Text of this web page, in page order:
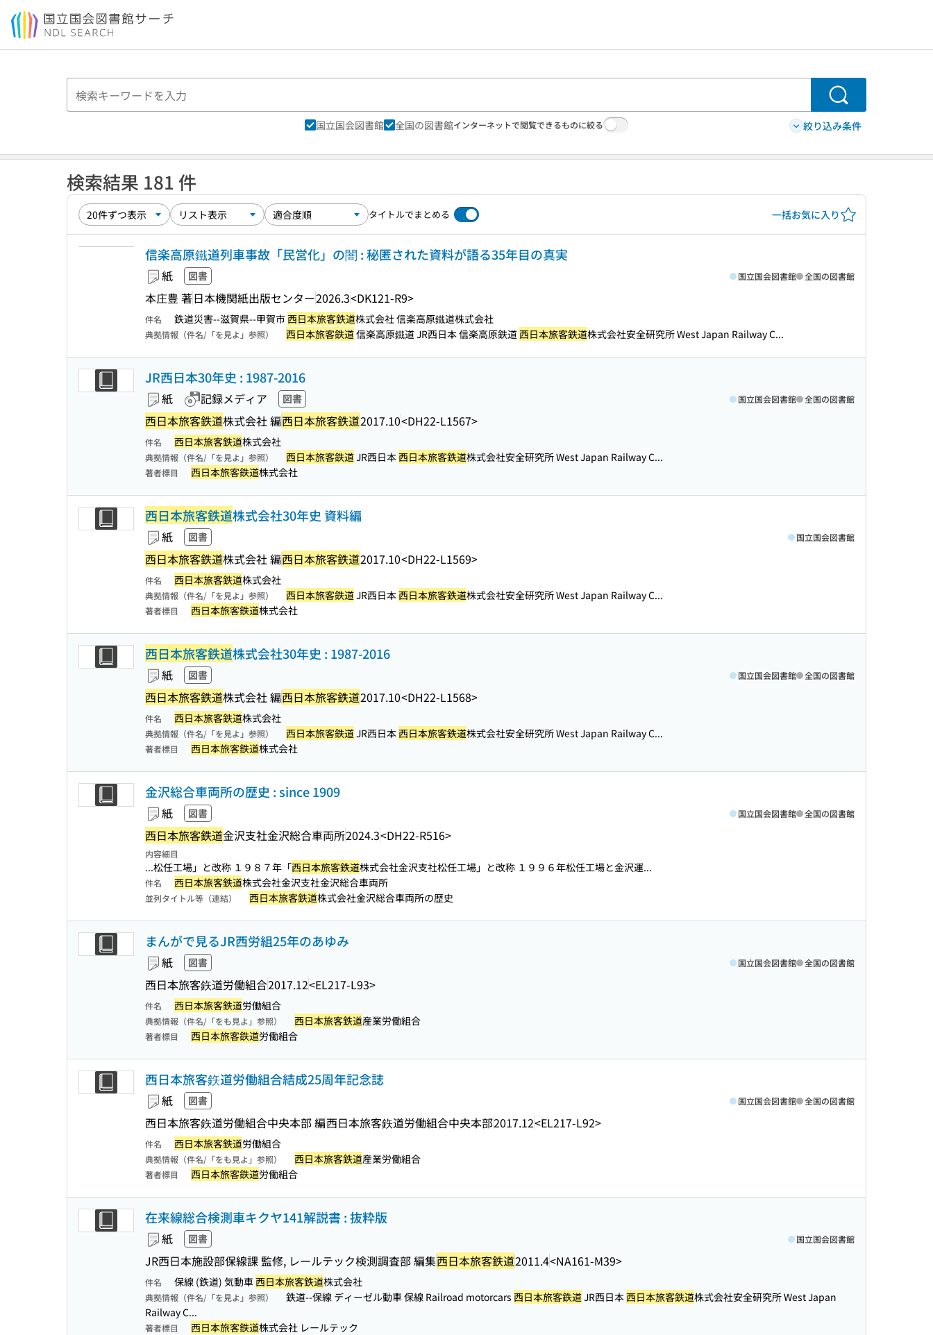
本文へ移動
検索
国立国会図書館 全国の図書館インターネットで閲覧できるものに絞る 絞り込み条件
検索結果 181 件
タイトルでまとめる 一括お気に入り
信楽高原鐵道列車事故「民営化」の闇 : 秘匿された資料が語る35年目の真実
紙 図書
本庄豊 著日本機関紙出版センター2026.3<DK121-R9>
国立国会図書館 全国の図書館
件名 鉄道災害--滋賀県--甲賀市西日本旅客鉄道株式会社 信楽高原鐵道株式会社
典拠情報（件名/「を見よ」参照） 西日本旅客鉄道信楽高原鐵道 JR西日本 信楽高原鉄道西日本旅客鉄道株式会社安全研究所 West Japan Railway C...
JR西日本30年史 : 1987-2016
紙 記録メディア 図書
西日本旅客鉄道株式会社 編西日本旅客鉄道2017.10<DH22-L1567>
国立国会図書館 全国の図書館
件名 西日本旅客鉄道株式会社
典拠情報（件名/「を見よ」参照） 西日本旅客鉄道JR西日本西日本旅客鉄道株式会社安全研究所 West Japan Railway C...
著者標目 西日本旅客鉄道株式会社
西日本旅客鉄道株式会社30年史 資料編
紙 図書
西日本旅客鉄道株式会社 編西日本旅客鉄道2017.10<DH22-L1569>
国立国会図書館
件名 西日本旅客鉄道株式会社
典拠情報（件名/「を見よ」参照） 西日本旅客鉄道JR西日本西日本旅客鉄道株式会社安全研究所 West Japan Railway C...
著者標目 西日本旅客鉄道株式会社
西日本旅客鉄道株式会社30年史 : 1987-2016
紙 図書
西日本旅客鉄道株式会社 編西日本旅客鉄道2017.10<DH22-L1568>
国立国会図書館 全国の図書館
件名 西日本旅客鉄道株式会社
典拠情報（件名/「を見よ」参照） 西日本旅客鉄道JR西日本西日本旅客鉄道株式会社安全研究所 West Japan Railway C...
著者標目 西日本旅客鉄道株式会社
金沢総合車両所の歴史 : since 1909
紙 図書
西日本旅客鉄道金沢支社金沢総合車両所2024.3<DH22-R516>
国立国会図書館 全国の図書館
内容細目
...松任工場」と改称 １９８７年「西日本旅客鉄道株式会社金沢支社松任工場」と改称 １９９６年松任工場と金沢運...
件名 西日本旅客鉄道株式会社金沢支社金沢総合車両所
並列タイトル等（連結） 西日本旅客鉄道株式会社金沢総合車両所の歴史
まんがで見るJR西労組25年のあゆみ
紙 図書
西日本旅客鉃道労働組合2017.12<EL217-L93>
国立国会図書館 全国の図書館
件名 西日本旅客鉄道労働組合
典拠情報（件名/「をも見よ」参照） 西日本旅客鉄道産業労働組合
著者標目 西日本旅客鉄道労働組合
西日本旅客鉃道労働組合結成25周年記念誌
紙 図書
西日本旅客鉃道労働組合中央本部 編西日本旅客鉃道労働組合中央本部2017.12<EL217-L92>
国立国会図書館 全国の図書館
件名 西日本旅客鉄道労働組合
典拠情報（件名/「をも見よ」参照） 西日本旅客鉄道産業労働組合
著者標目 西日本旅客鉄道労働組合
在来線総合検測車キクヤ141解説書 : 抜粋版
紙 図書
JR西日本施設部保線課 監修, レールテック検測調査部 編集西日本旅客鉄道2011.4<NA161-M39>
国立国会図書館
件名 保線 (鉄道) 気動車西日本旅客鉄道株式会社
典拠情報（件名/「を見よ」参照） 鉄道--保線 ディーゼル動車 保線 Railroad motorcars 西日本旅客鉄道JR西日本西日本旅客鉄道株式会社安全研究所 West Japan
Railway C...
著者標目 西日本旅客鉄道株式会社 レールテック